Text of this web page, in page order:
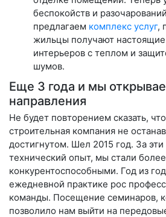
беспокойств и
предлагаем комплекс услуг,
жильцы получают
интерьеров с теплом и
шумов.
Еще 3 года и мы
направления
Не будет повторением сказать,
строительная компания не
достигнутом. Шел 2015 год. За эти
технический опыт, мы стали
конкурентоспособными. Год из
ежедневной практике рос
команды. Посещение семинаров,
позволило нам выйти на